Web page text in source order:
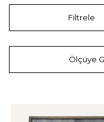
Filtrele
Ölçüye